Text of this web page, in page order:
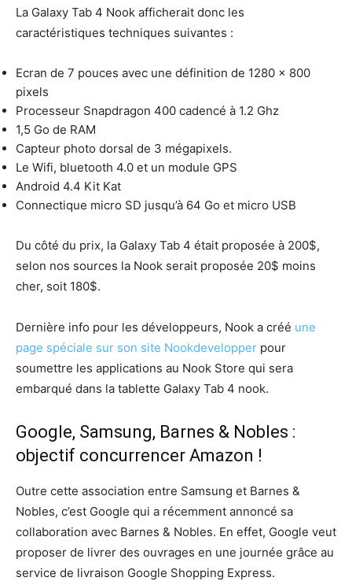
La Galaxy Tab 4 Nook afficherait donc les
caractéristiques techniques suivantes :
Ecran de 7 pouces avec une définition de 1280 × 800
pixels
Processeur Snapdragon 400 cadencé à 1.2 Ghz
1,5 Go de RAM
Capteur photo dorsal de 3 mégapixels.
Le Wifi, bluetooth 4.0 et un module GPS
Android 4.4 Kit Kat
Connectique micro SD jusqu’à 64 Go et micro USB
Du côté du prix, la Galaxy Tab 4 était proposée à 200$,
selon nos sources la Nook serait proposée 20$ moins
cher, soit 180$.
Dernière info pour les développeurs, Nook a créé une
page spéciale sur son site Nookdevelopper pour
soumettre les applications au Nook Store qui sera
embarqué dans la tablette Galaxy Tab 4 nook.
Google, Samsung, Barnes & Nobles :
objectif concurrencer Amazon !
Outre cette association entre Samsung et Barnes &
Nobles, c’est Google qui a récemment annoncé sa
collaboration avec Barnes & Nobles. En effet, Google veut
proposer de livrer des ouvrages en une journée grâce au
service de livraison Google Shopping Express.